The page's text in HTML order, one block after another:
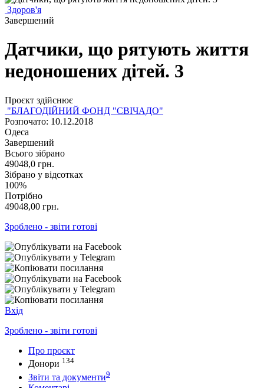
Здоров'я
Завершений
Датчики, що рятують життя
недоношених дітей. 3
Проєкт здійснює
"БЛАГОДІЙНИЙ ФОНД "СВІЧАДО"
Розпочато: 10.12.2018
Одеса
Завершений
Всього зібрано
49048,0 грн.
Зібрано у відсотках
100%
Потрібно
49048,00 грн.
Зроблено - звіти готові
Вхід
Зроблено - звіти готові
Про проєкт
Донори 134
Звіти та документи9